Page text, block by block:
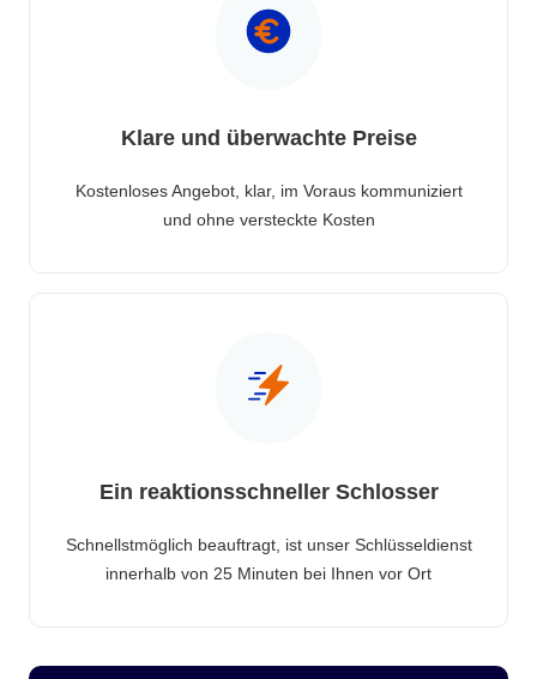
Klare und überwachte Preise
Kostenloses Angebot, klar, im Voraus kommuniziert
und ohne versteckte Kosten
Ein reaktionsschneller Schlosser
Schnellstmöglich beauftragt, ist unser Schlüsseldienst
innerhalb von 25 Minuten bei Ihnen vor Ort